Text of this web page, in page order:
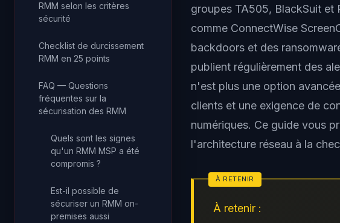
RMM selon les critères
sécurité
Checklist de durcissement
RMM en 25 points
FAQ — Questions
fréquentes sur la
sécurisation des RMM
Quels sont les signes
qu'un RMM MSP a été
compromis ?
Est-il possible de
sécuriser un RMM on-
premises aussi
groupes TA505, BlackSuit et
comme ConnectWise
backdoors et des
publient régulièrement des
n'est plus une option
clients et une exigence de
numériques. Ce guide vous
l'architecture réseau à la
À retenir :